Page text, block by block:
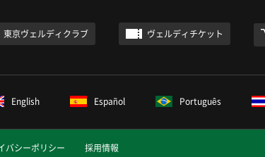
東京ヴェルディクラブ ヴェルディチケット
English Español Português
バシーポリシー 採用情報